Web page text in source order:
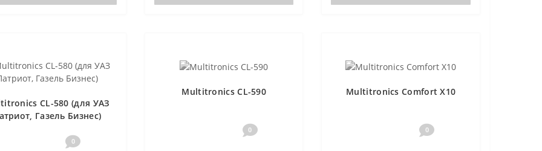
CL-580 (для УАЗ
Газель Бизнес)
0
Multitronics CL-590
0
Multitronics Comfort X10
0